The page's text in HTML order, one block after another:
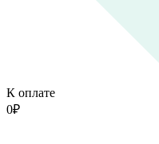
К оплате
0₽